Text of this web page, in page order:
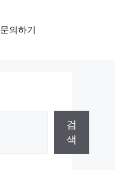
문의하기
검
색